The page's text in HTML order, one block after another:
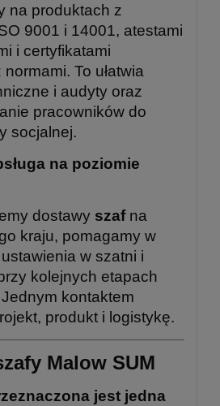
na produktach z
9001 i 14001, atestami
i certyfikatami
To ułatwia
i audyty oraz
pracowników do
socjalnej.
na poziomie
dostawy szaf na
kraju, pomagamy w
w szatni i
kolejnych etapach
kontaktem
produkt i logistykę.
Malow SUM
jest jedna